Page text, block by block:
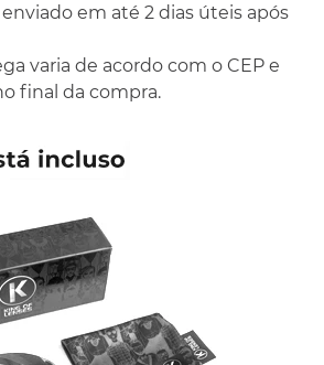
em até 2 dias úteis após
varia de acordo com o CEP e
final da compra.